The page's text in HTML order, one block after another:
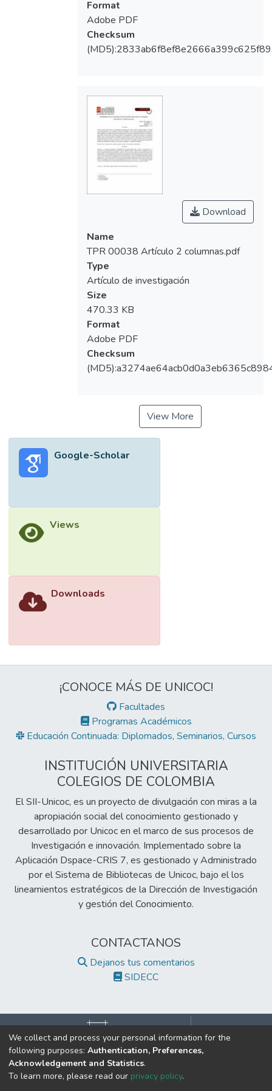
Format
Adobe PDF
Checksum
Download
Name
TPR 00038 Artículo 2 columnas.pdf
Type
Artículo de investigación
Size
470.33 KB
Format
Adobe PDF
Checksum
View More
Google-Scholar
Views
Downloads
¡CONOCE MÁS DE UNICOC!
Facultades
Programas Académicos
Educación Continuada: Diplomados, Seminarios, Cursos
INSTITUCIÓN UNIVERSITARIA
COLEGIOS DE COLOMBIA
El SII-Unicoc, es un proyecto de divulgación con miras a la
apropiación social del conocimiento gestionado y
desarrollado por Unicoc en el marco de sus procesos de
Investigación e innovación. Implementado sobre la
Aplicación Dspace-CRIS 7, es gestionado y Administrado
por el Sistema de Bibliotecas de Unicoc, bajo el los
lineamientos estratégicos de la Dirección de Investigación
y gestión del Conocimiento.
CONTACTANOS
Dejanos tus comentarios
SIDECC
©2017 Todos los derechos reservados.
Institución de Educación Superior Sujeta a Inspección y Vigilancia
por el Ministerio de Educación Nacional.
We collect and process your personal information for the
following purposes: Authentication, Preferences,
Acknowledgement and Statistics.
To learn more, please read our privacy policy.